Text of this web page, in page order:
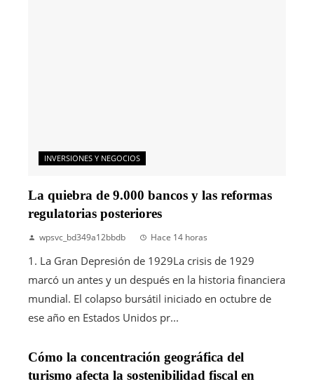
INVERSIONES Y NEGOCIOS
La quiebra de 9.000 bancos y las reformas
regulatorias posteriores
wpsvc_bd349a12bbdb Hace 14 horas
1. La Gran Depresión de 1929La crisis de 1929
marcó un antes y un después en la historia financiera
mundial. El colapso bursátil iniciado en octubre de
ese año en Estados Unidos pr...
Cómo la concentración geográfica del
turismo afecta la sostenibilidad fiscal en